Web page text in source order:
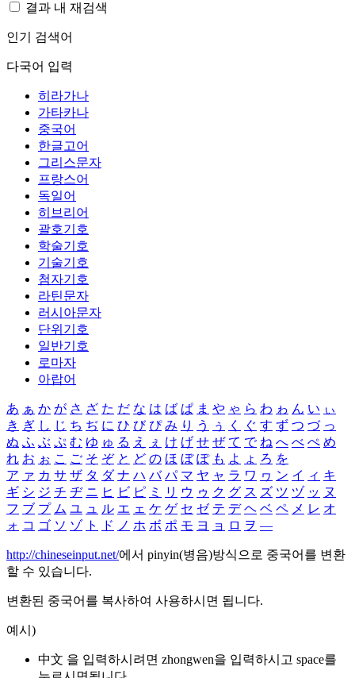
결과 내 재검색
인기 검색어
다국어 입력
히라가나
가타카나
중국어
한글고어
그리스문자
프랑스어
독일어
히브리어
괄호기호
학술기호
기술기호
첨자기호
라틴문자
러시아문자
단위기호
일반기호
로마자
아랍어
あ ぁ か が さ ざ た だ な は ば ぱ ま や ゃ ら わ ゎ ん い ぃ
き ぎ し じ ち ぢ に ひ び ぴ み り う ぅ く ぐ す ず つ づ っ
ぬ ふ ぶ ぷ む ゆ ゅ る え ぇ け げ せ ぜ て で ね へ べ ぺ め
れ お ぉ こ ご そ ぞ と ど の ほ ぼ ぽ も よ ょ ろ を
ア ァ カ サ ザ タ ダ ナ ハ バ パ マ ヤ ャ ラ ワ ヮ ン イ ィ キ
ギ シ ジ チ ヂ ニ ヒ ビ ピ ミ リ ウ ゥ ク グ ス ズ ツ ヅ ッ ヌ
フ ブ プ ム ユ ュ ル エ ェ ケ ゲ セ ゼ テ デ ヘ ベ ペ メ レ オ
ォ コ ゴ ソ ゾ ト ド ノ ホ ボ ポ モ ヨ ョ ロ ヲ ―
http://chineseinput.net/에서 pinyin(병음)방식으로 중국어를 변환
할 수 있습니다.
변환된 중국어를 복사하여 사용하시면 됩니다.
예시)
中文 을 입력하시려면 zhongwen을 입력하시고 space를